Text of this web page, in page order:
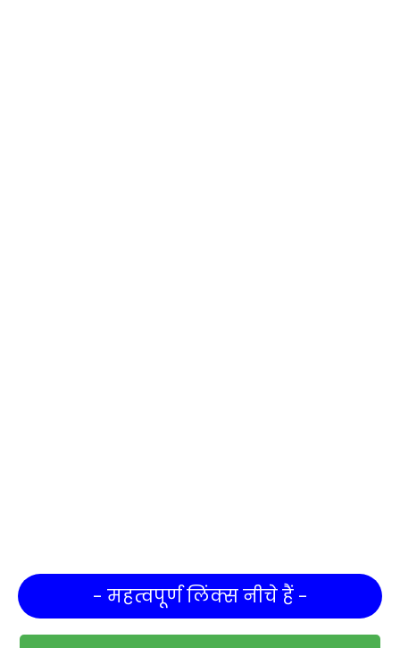
- महत्वपूर्ण लिंक्स नीचे हैं -